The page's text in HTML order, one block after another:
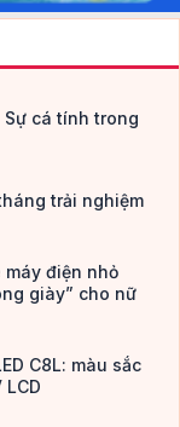
cá tính trong
trải nghiệm
máy điện nhỏ
giày” cho nữ
C8L: màu sắc